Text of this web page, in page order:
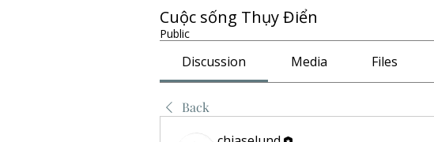
Cuộc sống Thụy Điển
Public
Discussion Media Files
Back